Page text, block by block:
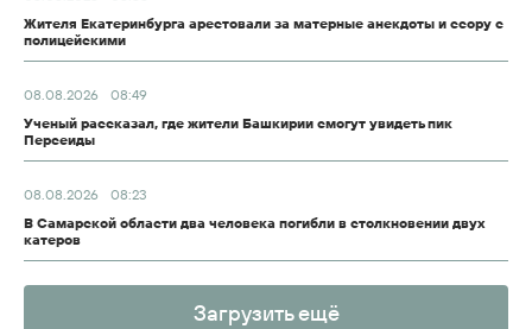
Жителя Екатеринбурга арестовали за матерные анекдоты и ссору с
полицейскими
08.08.2026
08:49
Ученый рассказал, где жители Башкирии смогут увидеть пик
Персеиды
08.08.2026
08:23
В Самарской области два человека погибли в столкновении двух
катеров
Загрузить ещё